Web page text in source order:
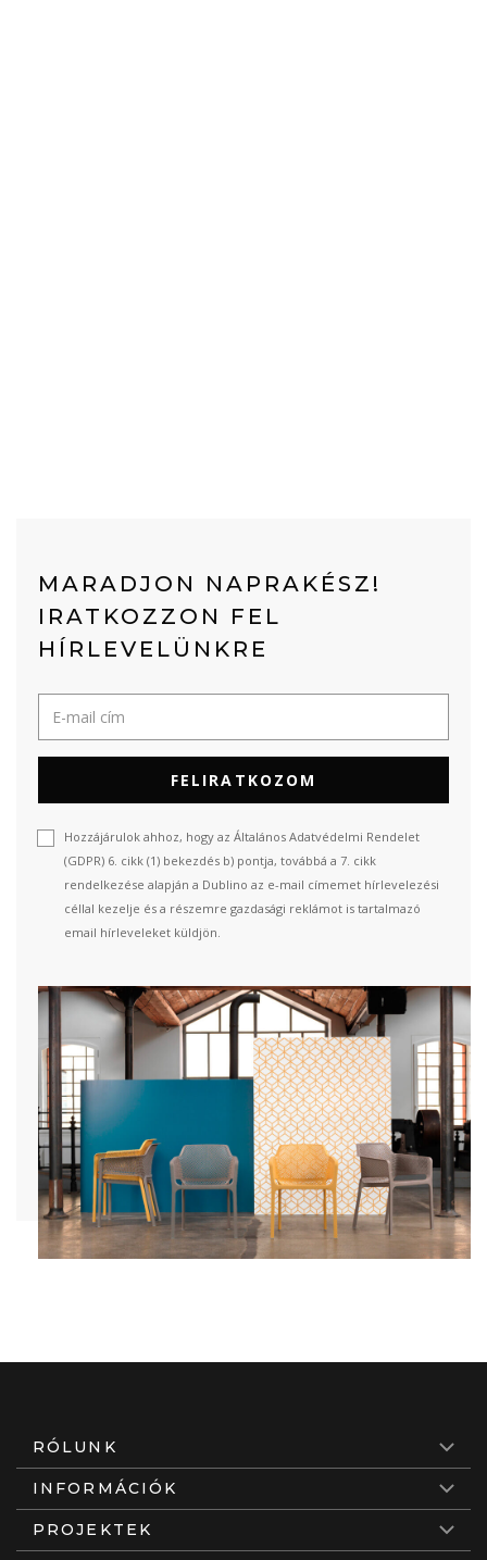
MARADJON NAPRAKÉSZ!
IRATKOZZON FEL
HÍRLEVELÜNKRE
FELIRATKOZOM
Hozzájárulok ahhoz, hogy az Általános Adatvédelmi Rendelet
(GDPR) 6. cikk (1) bekezdés b) pontja, továbbá a 7. cikk
rendelkezése alapján a Dublino az e-mail címemet hírlevelezési
céllal kezelje és a részemre gazdasági reklámot is tartalmazó
email hírleveleket küldjön.
RÓLUNK
INFORMÁCIÓK
PROJEKTEK